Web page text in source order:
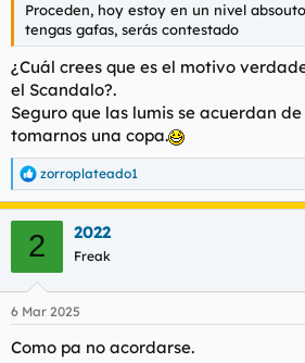
Proceden, hoy estoy en un nivel
tengas gafas, serás contestado
¿Cuál crees que es el motivo
el Scandalo?.
Seguro que las lumis se acuerdan
tomarnos una copa.
R
e
a
e
:
zorroplateado1
2 2022
Freak
6 Mar 2025
Como pa no acordarse.